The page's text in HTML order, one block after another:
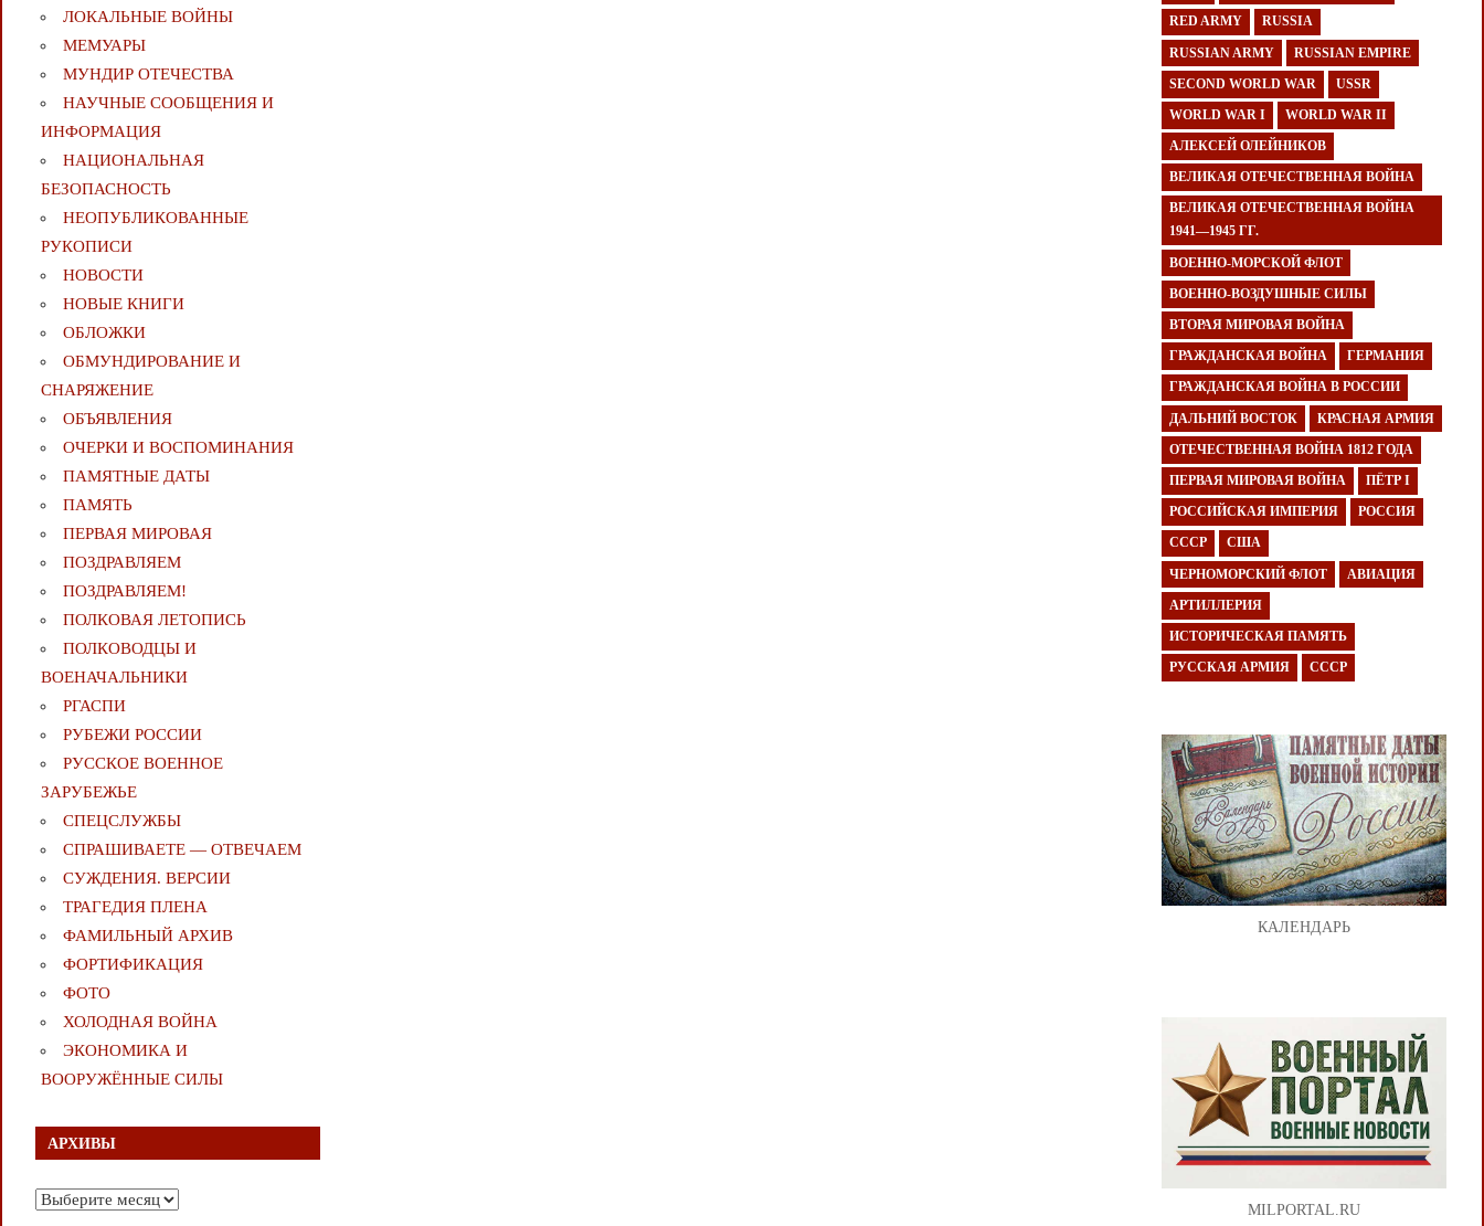
ЛОКАЛЬНЫЕ ВОЙНЫ
МЕМУАРЫ
МУНДИР ОТЕЧЕСТВА
НАУЧНЫЕ СООБЩЕНИЯ И
ИНФОРМАЦИЯ
НАЦИОНАЛЬНАЯ
БЕЗОПАСНОСТЬ
НЕОПУБЛИКОВАННЫЕ
РУКОПИСИ
НОВОСТИ
НОВЫЕ КНИГИ
ОБЛОЖКИ
ОБМУНДИРОВАНИЕ И
СНАРЯЖЕНИЕ
ОБЪЯВЛЕНИЯ
ОЧЕРКИ И ВОСПОМИНАНИЯ
ПАМЯТНЫЕ ДАТЫ
ПАМЯТЬ
ПЕРВАЯ МИРОВАЯ
ПОЗДРАВЛЯЕМ
ПОЗДРАВЛЯЕМ!
ПОЛКОВАЯ ЛЕТОПИСЬ
ПОЛКОВОДЦЫ И
ВОЕНАЧАЛЬНИКИ
РГАСПИ
РУБЕЖИ РОССИИ
РУССКОЕ ВОЕННОЕ
ЗАРУБЕЖЬЕ
СПЕЦСЛУЖБЫ
СПРАШИВАЕТЕ — ОТВЕЧАЕМ
СУЖДЕНИЯ. ВЕРСИИ
ТРАГЕДИЯ ПЛЕНА
ФАМИЛЬНЫЙ АРХИВ
ФОРТИФИКАЦИЯ
ФОТО
ХОЛОДНАЯ ВОЙНА
ЭКОНОМИКА И
ВООРУЖЁННЫЕ СИЛЫ
АРХИВЫ
Архивы
RED ARMY RUSSIA
RUSSIAN ARMY RUSSIAN EMPIRE
SECOND WORLD WAR USSR
WORLD WAR I WORLD WAR II
АЛЕКСЕЙ ОЛЕЙНИКОВ
ВЕЛИКАЯ ОТЕЧЕСТВЕННАЯ ВОЙНА
ВЕЛИКАЯ ОТЕЧЕСТВЕННАЯ ВОЙНА
1941—1945 ГГ.
ВОЕННО-МОРСКОЙ ФЛОТ
ВОЕННО-ВОЗДУШНЫЕ СИЛЫ
ВТОРАЯ МИРОВАЯ ВОЙНА
ГРАЖДАНСКАЯ ВОЙНА ГЕРМАНИЯ
ГРАЖДАНСКАЯ ВОЙНА В РОССИИ
ДАЛЬНИЙ ВОСТОК КРАСНАЯ АРМИЯ
ОТЕЧЕСТВЕННАЯ ВОЙНА 1812 ГОДА
ПЕРВАЯ МИРОВАЯ ВОЙНА ПЁТР I
РОССИЙСКАЯ ИМПЕРИЯ РОССИЯ
СССР США
ЧЕРНОМОРСКИЙ ФЛОТ АВИАЦИЯ
АРТИЛЛЕРИЯ
ИСТОРИЧЕСКАЯ ПАМЯТЬ
РУССКАЯ АРМИЯ СССР
КАЛЕНДАРЬ
MILPORTAL.RU